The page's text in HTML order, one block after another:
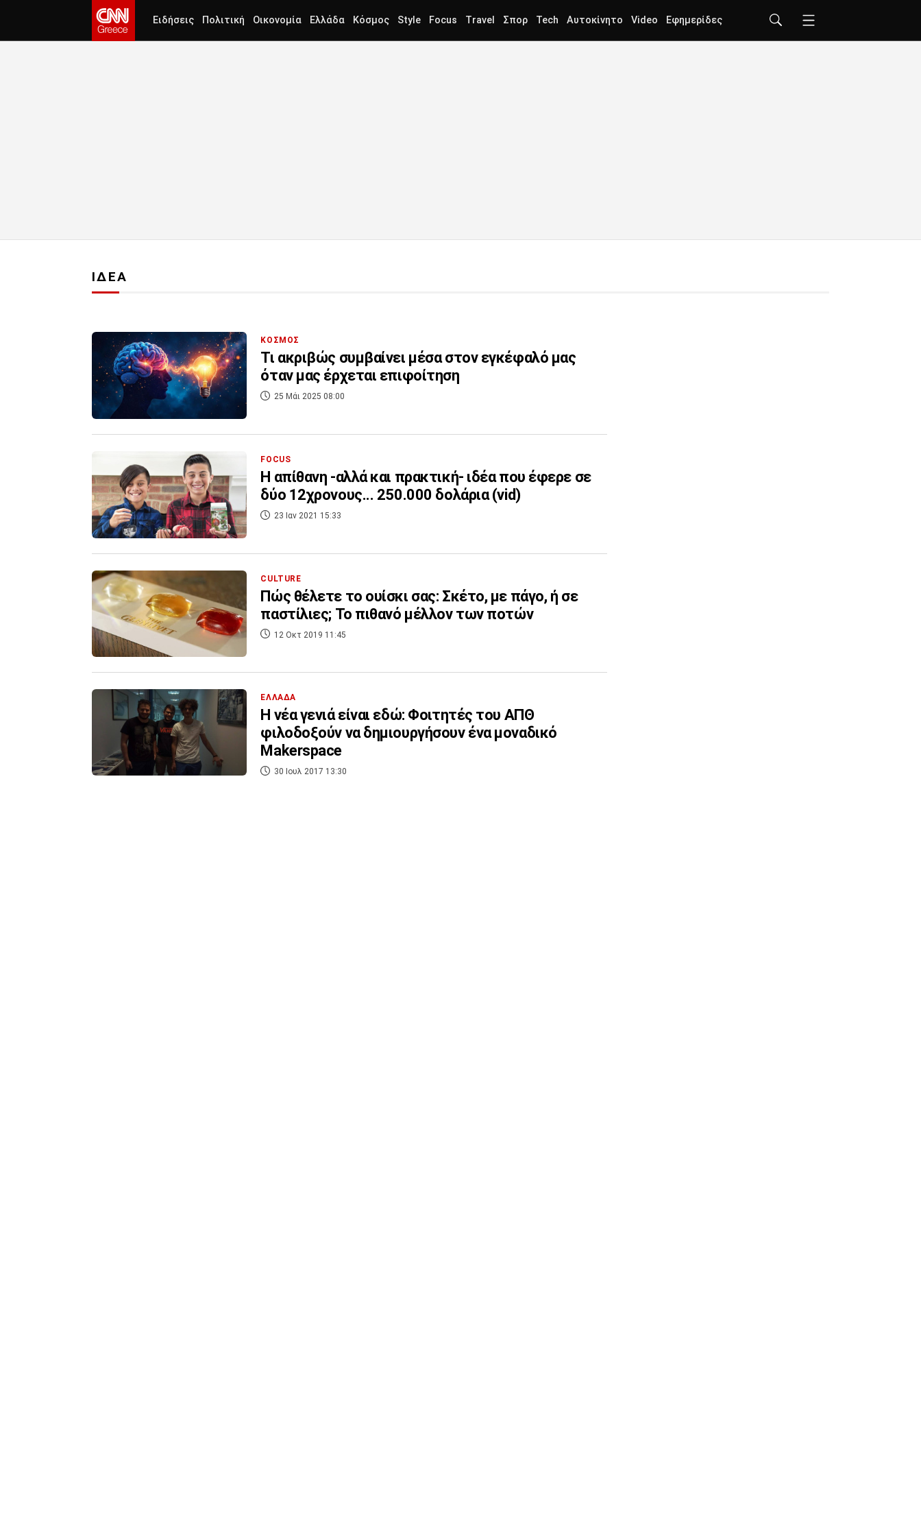
Ειδήσεις Πολιτική Οικονομία Ελλάδα Κόσμος Style Focus Travel Σπορ Tech Αυτοκίνητο Video Εφημερίδες
ΙΔΕΑ
ΚΟΣΜΟΣ
Τι ακριβώς συμβαίνει μέσα στον εγκέφαλό μας
όταν μας έρχεται επιφοίτηση
25 Μάι 2025 08:00
FOCUS
Η απίθανη -αλλά και πρακτική- ιδέα που έφερε σε
δύο 12χρονους... 250.000 δολάρια (vid)
23 Ιαν 2021 15:33
CULTURE
Πώς θέλετε το ουίσκι σας: Σκέτο, με πάγο, ή σε
παστίλιες; Το πιθανό μέλλον των ποτών
12 Οκτ 2019 11:45
ΕΛΛΑΔΑ
Η νέα γενιά είναι εδώ: Φοιτητές του ΑΠΘ
φιλοδοξούν να δημιουργήσουν ένα μοναδικό
Makerspace
30 Ιουλ 2017 13:30